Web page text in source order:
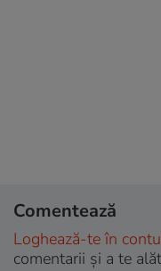
Comentează
Loghează-te în
comentarii și a te